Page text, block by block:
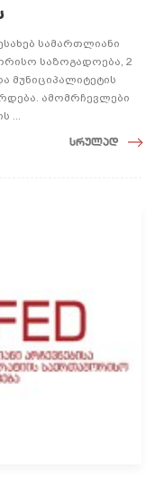
სამართლიანი
საზოგადოება, 2
მუნიციპალიტეტის
ამომრჩევლები
...
სრულად